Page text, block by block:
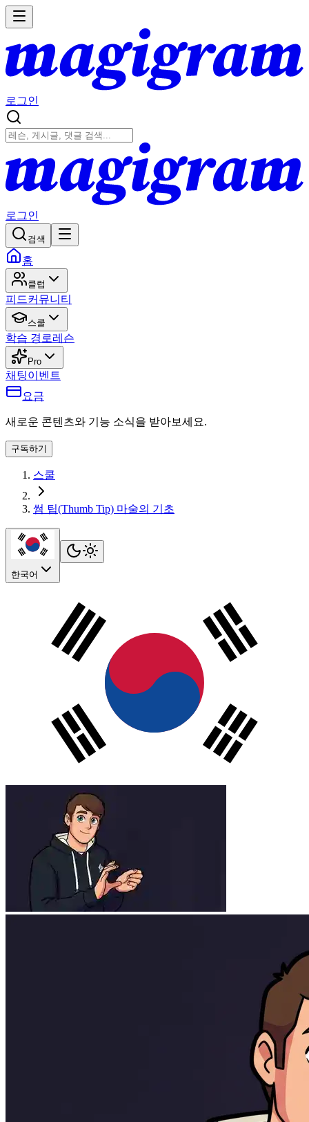
로그인
로그인
검색
홈
클럽
피드커뮤니티
스쿨
학습 경로레슨
Pro
채팅이벤트
요금
새로운 콘텐츠와 기능 소식을 받아보세요.
구독하기
스쿨
썸 팁(Thumb Tip) 마술의 기초
한국어